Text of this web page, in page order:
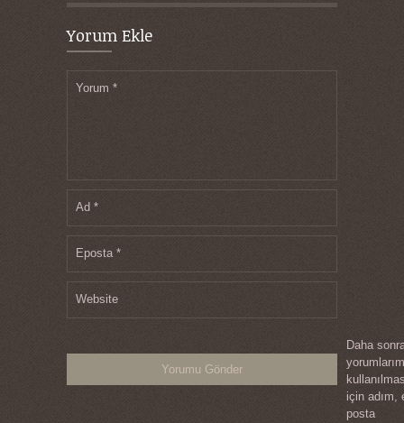
Yorum Ekle
Yorum *
Ad *
Eposta *
Website
Daha
için adım,
posta